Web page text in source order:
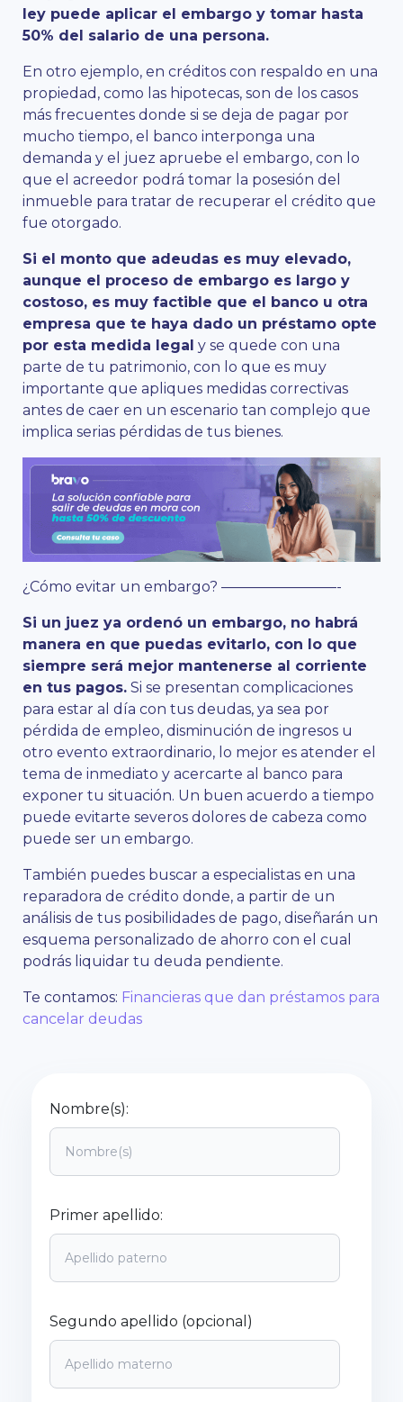
ley puede aplicar el embargo y tomar hasta
50% del salario de una persona.
En otro ejemplo, en créditos con respaldo en una
propiedad, como las hipotecas, son de los casos
más frecuentes donde si se deja de pagar por
mucho tiempo, el banco interponga una
demanda y el juez apruebe el embargo, con lo
que el acreedor podrá tomar la posesión del
inmueble para tratar de recuperar el crédito que
fue otorgado.
Si el monto que adeudas es muy elevado,
aunque el proceso de embargo es largo y
costoso, es muy factible que el banco u otra
empresa que te haya dado un préstamo opte
por esta medida legal y se quede con una
parte de tu patrimonio, con lo que es muy
importante que apliques medidas correctivas
antes de caer en un escenario tan complejo que
implica serias pérdidas de tus bienes.
¿Cómo evitar un embargo? ————————-
Si un juez ya ordenó un embargo, no habrá
manera en que puedas evitarlo, con lo que
siempre será mejor mantenerse al corriente
en tus pagos. Si se presentan complicaciones
para estar al día con tus deudas, ya sea por
pérdida de empleo, disminución de ingresos u
otro evento extraordinario, lo mejor es atender el
tema de inmediato y acercarte al banco para
exponer tu situación. Un buen acuerdo a tiempo
puede evitarte severos dolores de cabeza como
puede ser un embargo.
También puedes buscar a especialistas en una
reparadora de crédito donde, a partir de un
análisis de tus posibilidades de pago, diseñarán un
esquema personalizado de ahorro con el cual
podrás liquidar tu deuda pendiente.
Te contamos: Financieras que dan préstamos para
cancelar deudas
Nombre(s):
Primer apellido:
Segundo apellido (opcional)